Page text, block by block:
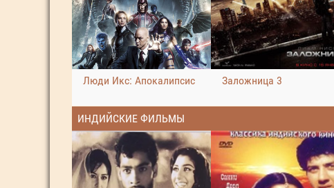
Люди Икс: Апокалипсис Заложница 3
ИНДИЙСКИЕ ФИЛЬМЫ